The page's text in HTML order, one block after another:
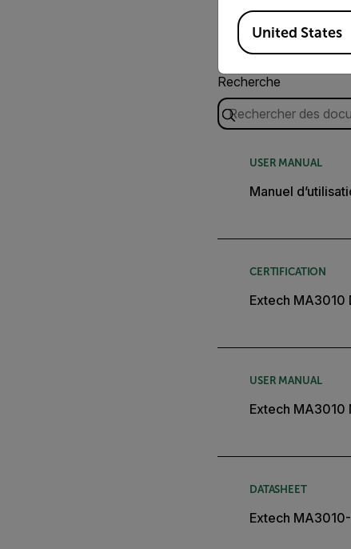
Recherche
USER MANUAL
Manuel
CERTIFICATION
Extech
USER MANUAL
Extech MA3010
DATASHEET
Extech
Available Locations
United States